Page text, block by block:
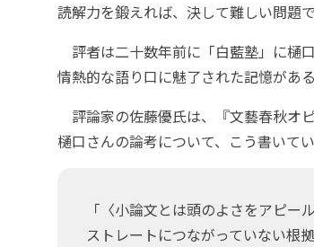
読解力を鍛えれば、決して難しい問題
評者は二十数年前に「白藍塾」に樋
情熱的な語り口に魅了された記憶があ
評論家の佐藤優氏は、『文藝春秋オ
樋口さんの論考について、こう書いてい
「〈小論文とは頭のよさをアピ
ストレートにつながっていない根